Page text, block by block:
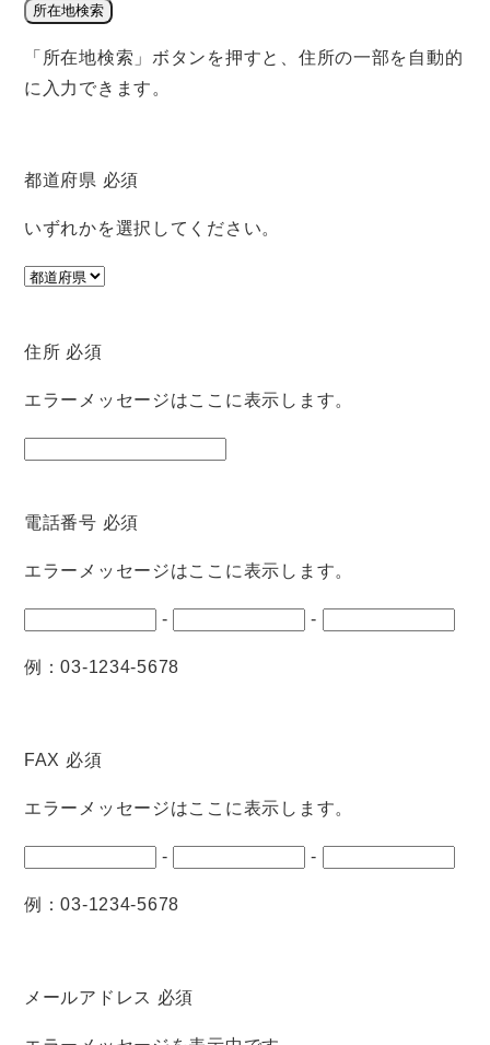
所在地検索
「所在地検索」ボタンを押すと、住所の一部を自動的
に入力できます。
都道府県 必須
いずれかを選択してください。
住所 必須
エラーメッセージはここに表示します。
電話番号 必須
エラーメッセージはここに表示します。
- -
例：03-1234-5678
FAX 必須
エラーメッセージはここに表示します。
- -
例：03-1234-5678
メールアドレス 必須